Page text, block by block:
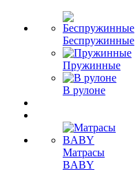
Беспружинные
Пружинные
В рулоне
Матрасы
BABY